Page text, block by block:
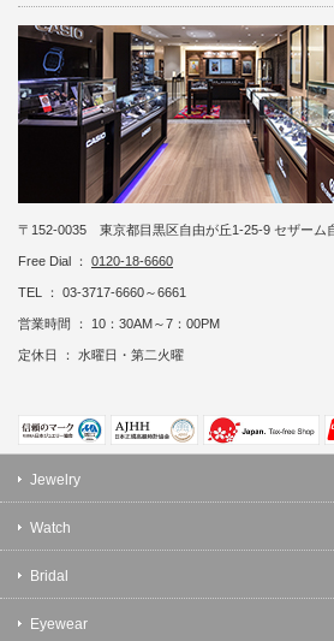
〒152-0035 東京都目黒区自由が丘1-25-9 セザーム
Free Dial ： 0120-18-6660
TEL ： 03-3717-6660～6661
営業時間 ： 10：30AM～7：00PM
定休日 ： 水曜日・第二火曜
Jewelry
Watch
Bridal
Eyewear